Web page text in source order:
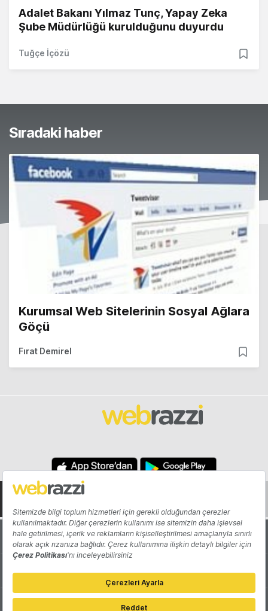
Adalet Bakanı Yılmaz Tunç, Yapay Zeka
Şube Müdürlüğü kurulduğunu duyurdu
Tuğçe İçözü
Sıradaki haber
Kurumsal Web Sitelerinin Sosyal Ağlara
Göçü
Fırat Demirel
Hakkında Yazarlar
Katkıda Bulun Reklam